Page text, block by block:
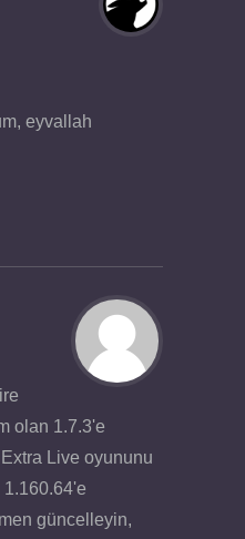
eyvallah
olan 1.7.3'e
Live oyununu
güncelleyin,